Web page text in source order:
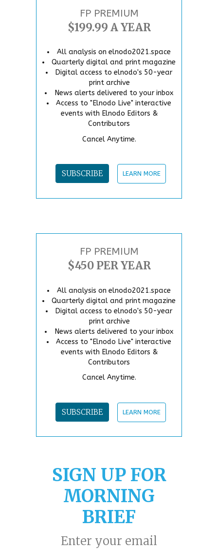
FP PREMIUM
$199.99 A YEAR
All analysis on elnodo2021.space
Quarterly digital and print magazine
Digital access to elnodo's 50-year
print archive
News alerts delivered to your inbox
Access to "Elnodo Live" interactive
events with Elnodo Editors &
Contributors
Cancel Anytime.
SUBSCRIBE LEARN MORE
FP PREMIUM
$450 PER YEAR
All analysis on elnodo2021.space
Quarterly digital and print magazine
Digital access to elnodo's 50-year
print archive
News alerts delivered to your inbox
Access to "Elnodo Live" interactive
events with Elnodo Editors &
Contributors
Cancel Anytime.
SUBSCRIBE LEARN MORE
SIGN UP FOR
MORNING
BRIEF
Enter your email